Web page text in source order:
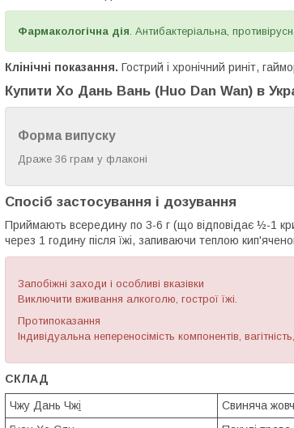
Фармакологічна дія . Антибактеріальна,
Клінічні показання. Гострий і хронічний риніт,
Купити Хо Дань Вань (Huo Dan Wan) в
Форма випуску
Драже 36 грам у флаконі
Спосіб застосування і дозування
Приймають всередину по 3-6 г (що відповідає ½-1
через 1 годину після їжі, запиваючи теплою
Запобіжні заходи і особливі вказівки
Виключити вживання алкоголю, гострої їжі.
Протипоказання
Індивідуальна непереносімість компонентів,
СКЛАД
Чжу Дань Чжі Свиняча жовч